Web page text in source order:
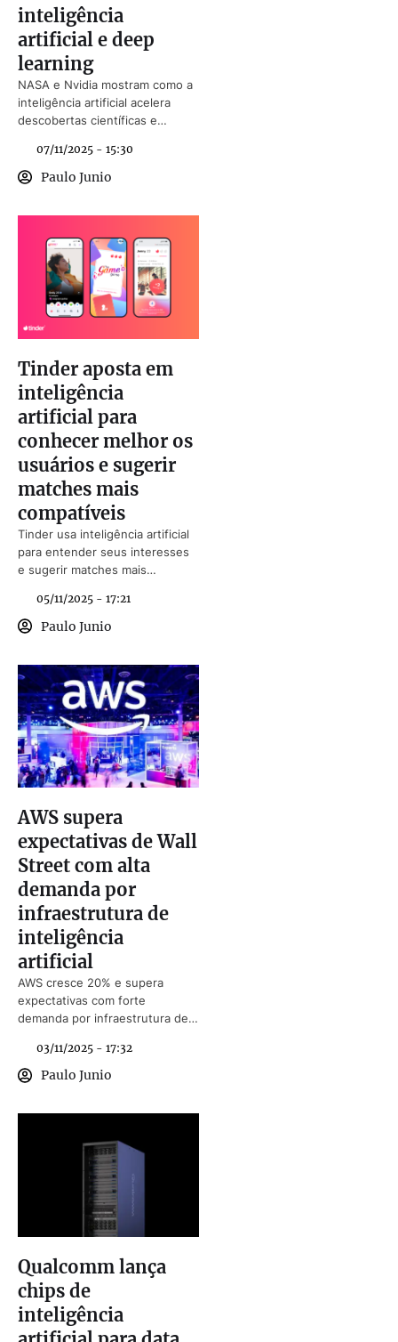
inteligência
artificial e deep
learning
NASA e Nvidia mostram como a
inteligência artificial acelera
descobertas científicas e
07/11/2025 - 15:30
Paulo Junio
Tinder aposta em
inteligência
artificial para
conhecer melhor os
usuários e sugerir
matches mais
compatíveis
Tinder usa inteligência artificial
para entender seus interesses
e sugerir matches mais
05/11/2025 - 17:21
Paulo Junio
AWS supera
expectativas de Wall
Street com alta
demanda por
infraestrutura de
inteligência
artificial
AWS cresce 20% e supera
expectativas com forte
demanda por infraestrutura de
03/11/2025 - 17:32
Paulo Junio
Qualcomm lança
chips de
inteligência